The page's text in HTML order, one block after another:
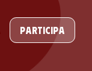
Participa